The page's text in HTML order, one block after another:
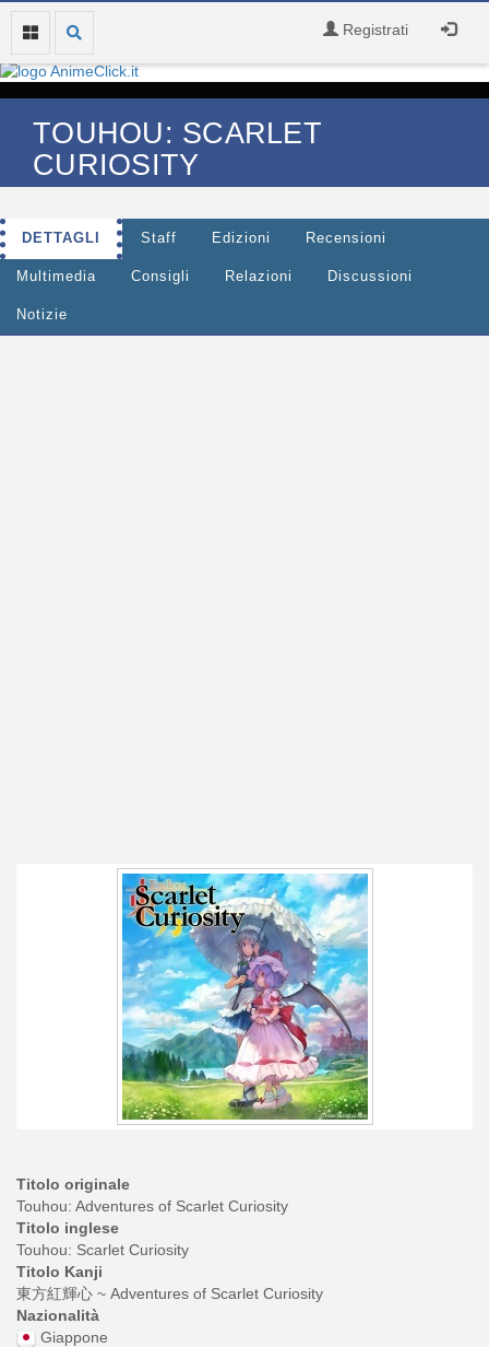
Registrati
TOUHOU: SCARLET
CURIOSITY
DETTAGLI Staff Edizioni Recensioni
Multimedia Consigli Relazioni Discussioni
Notizie
Titolo originale
Touhou: Adventures of Scarlet Curiosity
Titolo inglese
Touhou: Scarlet Curiosity
Titolo Kanji
東方紅輝心 ~ Adventures of Scarlet Curiosity
Nazionalità
Giappone